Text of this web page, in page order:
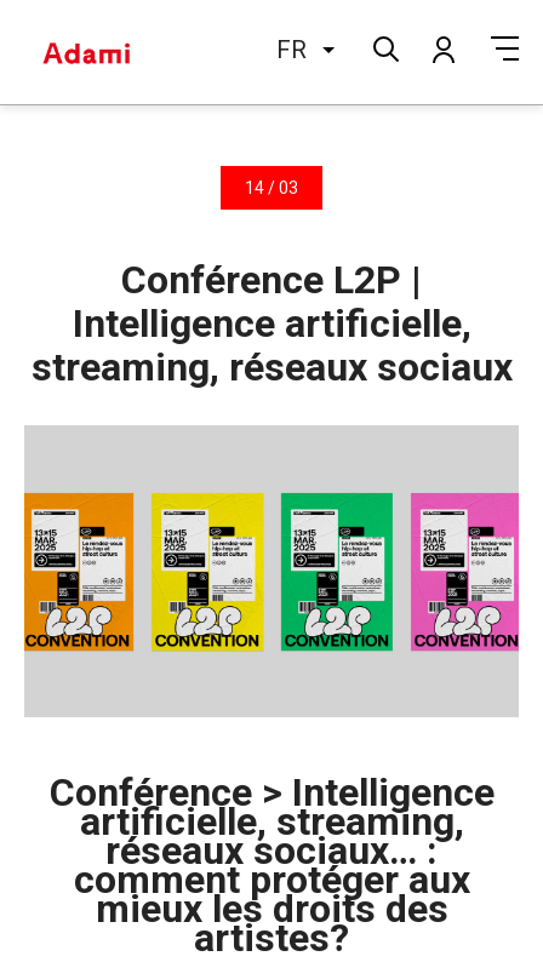
FR
14 / 03
Conférence L2P |
Intelligence artificielle,
streaming, réseaux sociaux
Conférence > Intelligence
artificielle, streaming,
réseaux sociaux… :
comment protéger aux
mieux les droits des
artistes?